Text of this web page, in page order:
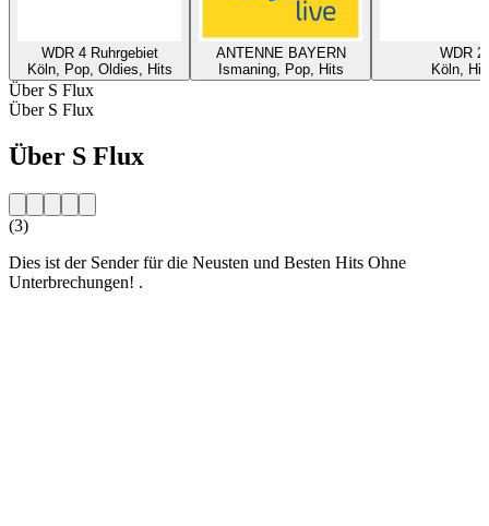
WDR 4 Ruhrgebiet
Köln, Pop, Oldies, Hits
ANTENNE BAYERN
Ismaning, Pop, Hits
WDR 2
Köln,
Über S Flux
Über S Flux
Über S Flux
(3)
Dies ist der Sender für die Neusten und Besten Hits Ohne
Unterbrechungen! .